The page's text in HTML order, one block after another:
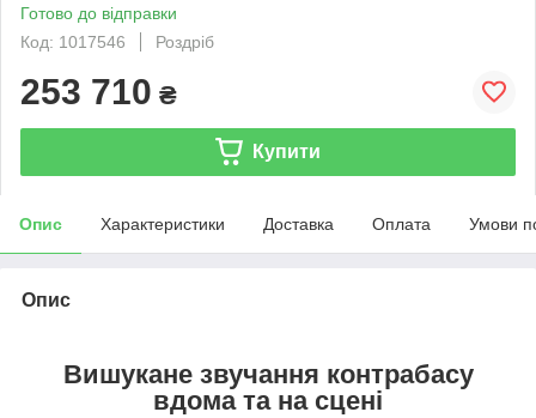
Готово до відправки
Код: 1017546
Роздріб
253 710 ₴
Купити
Опис Характеристики Доставка Оплата Умови
Опис
Вишукане звучання контрабасу
вдома та на сцені